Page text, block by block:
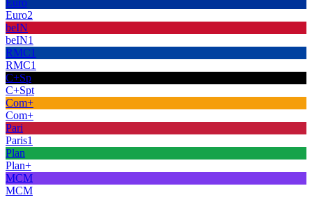
Euro
Euro2
beIN
beIN1
RMC1
RMC1
C+Sp
C+Spt
Com+
Com+
Pari
Paris1
Plan
Plan+
MCM
MCM